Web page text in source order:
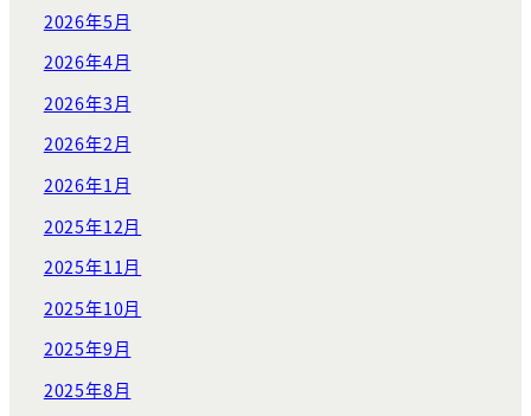
2026年5月
2026年4月
2026年3月
2026年2月
2026年1月
2025年12月
2025年11月
2025年10月
2025年9月
2025年8月